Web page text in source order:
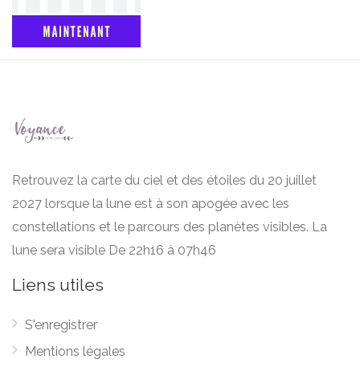
Retrouvez la carte du ciel et des étoiles du 20 juillet
2027 lorsque la lune est à son apogée avec les
constellations et le parcours des planètes visibles. La
lune sera visible De 22h16 à 07h46
Liens utiles
S'enregistrer
Mentions légales